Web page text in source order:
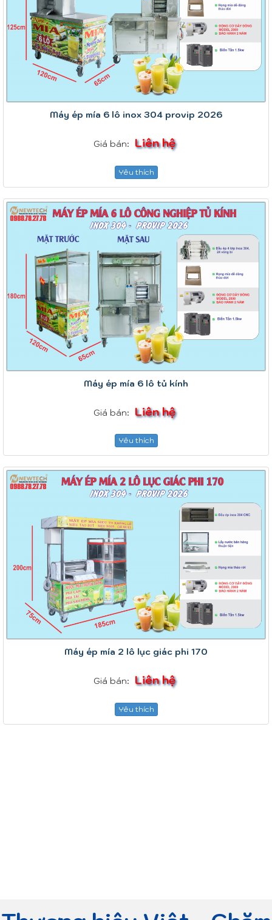
Máy ép mía 6 lô inox 304 provip 2026
Giá bán: Liên hệ
Yêu thích
Máy ép mía 6 lô tủ kính
Giá bán: Liên hệ
Yêu thích
Máy ép mía 2 lô lục giác phi 170
Giá bán: Liên hệ
Yêu thích